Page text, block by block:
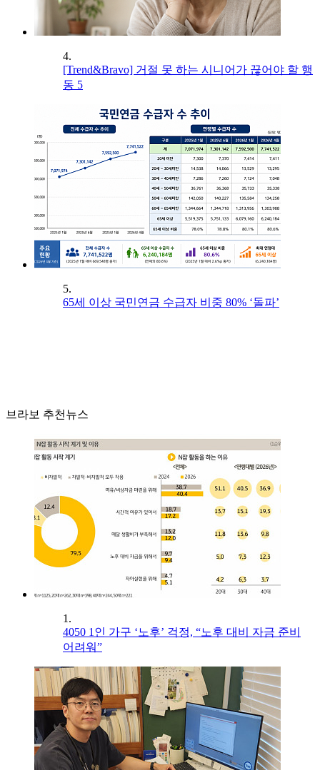
4.
[Trend&Bravo] 거절 못 하는 시니어가 끊어야 할 행
동 5
5.
65세 이상 국민연금 수급자 비중 80% ‘돌파’
브라보 추천뉴스
1.
4050 1인 가구 ‘노후’ 걱정, “노후 대비 자금 준비
어려워”